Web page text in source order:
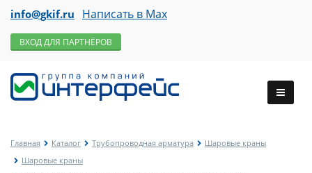
info@gkif.ru Написать в Max
ВХОД ДЛЯ ПАРТНЁРОВ
Главная Каталог Трубопроводная арматура
Шаровые краны
Шаровые краны